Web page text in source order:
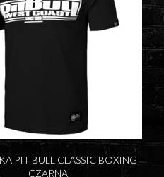
PIT BULL CLASSIC BOXING
CZARNA